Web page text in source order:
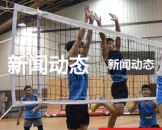
新闻动态